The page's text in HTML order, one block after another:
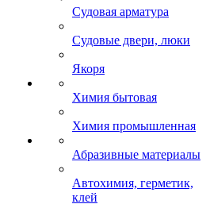
Судовая арматура
Судовые двери, люки
Якоря
Химия бытовая
Химия промышленная
Абразивные материалы
Автохимия, герметик,
клей